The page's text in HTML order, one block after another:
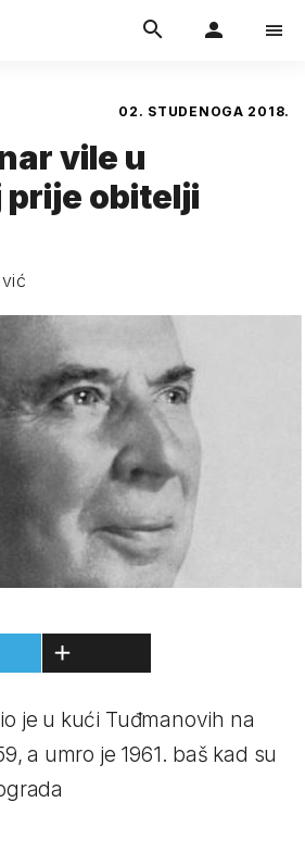
02. STUDENOGA 2018.
vile u
prije obitelji
je u kući Tuđmanovih na
a umro je 1961. baš kad su